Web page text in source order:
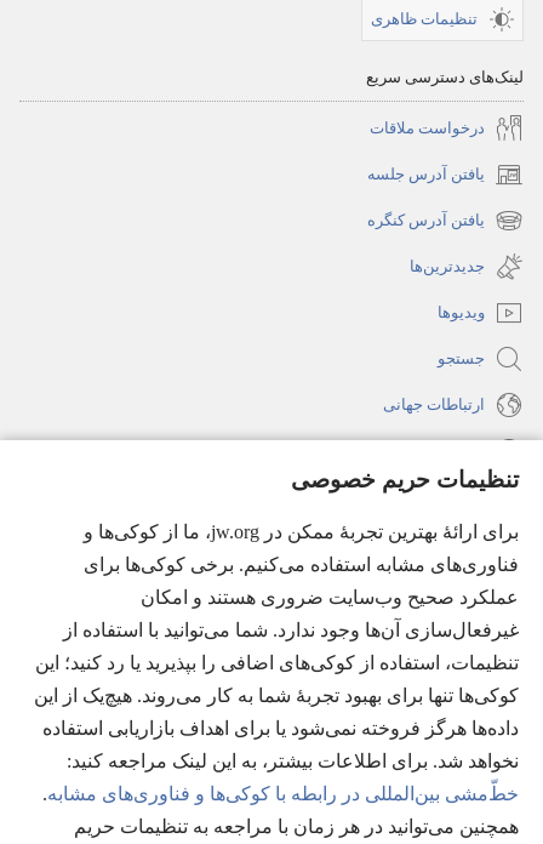
تنظیمات حریم خصوصی
برای ارائهٔ بهترین تجربهٔ ممکن در jw.org، ما از کوکی‌ها و
فناوری‌های مشابه استفاده می‌کنیم. برخی کوکی‌ها برای
عملکرد صحیح وب‌سایت ضروری هستند و امکان
غیرفعال‌سازی آن‌ها وجود ندارد. شما می‌توانید با استفاده از
تنظیمات، استفاده از کوکی‌های اضافی را بپذیرید یا رد کنید؛ این
کوکی‌ها تنها برای بهبود تجربهٔ شما به کار می‌روند. هیچ‌یک از این
داده‌ها هرگز فروخته نمی‌شود یا برای اهداف بازاریابی استفاده
نخواهد شد. برای اطلاعات بیشتر، به این لینک مراجعه کنید:‏
خطّ‌مشی بین‌المللی در رابطه با کوکی‌ها و فناوری‌های مشابه.
همچنین می‌توانید در هر زمان با مراجعه به تنظیمات حریم
تنظیمات ظاهری
لینک‌های دسترسی سریع
درخواست ملاقات
یافتن آدرس جلسه
(پنجره‌ای
جدید
می‌شود)
یافتن آدرس کنگره
(پنجره‌ای
جدید
باز
می‌شود)
جدیدترین‌ها
ویدیوها
جستجو
ارتباطات جهانی
(پنجره‌ای
جدید
می‌شود)
کتابخانهٔ آنلاین نشریات شاهدان یَهُوَه
(پنجره‌ای
جدید
می‌شود)
JW Hub
®
(پنجره‌ای
باز
می‌شود)
®
JW Library
Watchtower Library